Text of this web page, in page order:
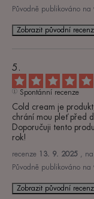
Původně publikováno na
Zobrazit původní
Spontánní recenze
Cold cream je
chrání mou pleť před
Doporučuji tento
rok!
recenze 13. 9. 2025 ,
Původně publikováno na
Zobrazit původní